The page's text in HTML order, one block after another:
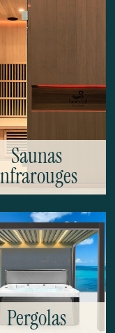
Saunas
Pergolas